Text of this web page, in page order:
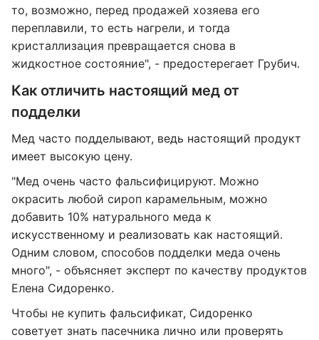
то, возможно, перед продажей хозяева его
переплавили, то есть нагрели, и тогда
кристаллизация превращается снова в
жидкостное состояние", - предостерегает Грубич.
Как отличить настоящий мед от
подделки
Мед часто подделывают, ведь настоящий продукт
имеет высокую цену.
"Мед очень часто фальсифицируют. Можно
окрасить любой сироп карамельным, можно
добавить 10% натурального меда к
искусственному и реализовать как настоящий.
Одним словом, способов подделки меда очень
много", - объясняет эксперт по качеству продуктов
Елена Сидоренко.
Чтобы не купить фальсификат, Сидоренко
советует знать пасечника лично или проверять